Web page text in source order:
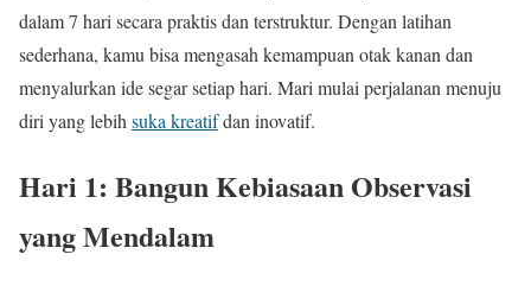
dalam 7 hari secara praktis dan terstruktur. Dengan latihan
sederhana, kamu bisa mengasah kemampuan otak kanan dan
menyalurkan ide segar setiap hari. Mari mulai perjalanan menuju
diri yang lebih suka kreatifdan inovatif.
Hari 1: Bangun Kebiasaan Observasi
yang Mendalam